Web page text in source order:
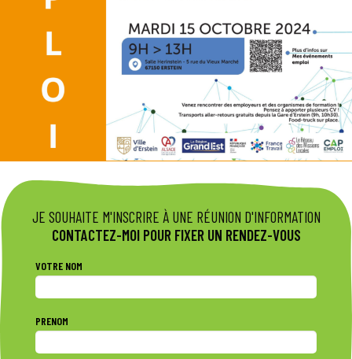
JE SOUHAITE M'INSCRIRE À UNE RÉUNION D'INFORMATION
CONTACTEZ-MOI POUR FIXER UN RENDEZ-VOUS
VOTRE NOM
PRENOM